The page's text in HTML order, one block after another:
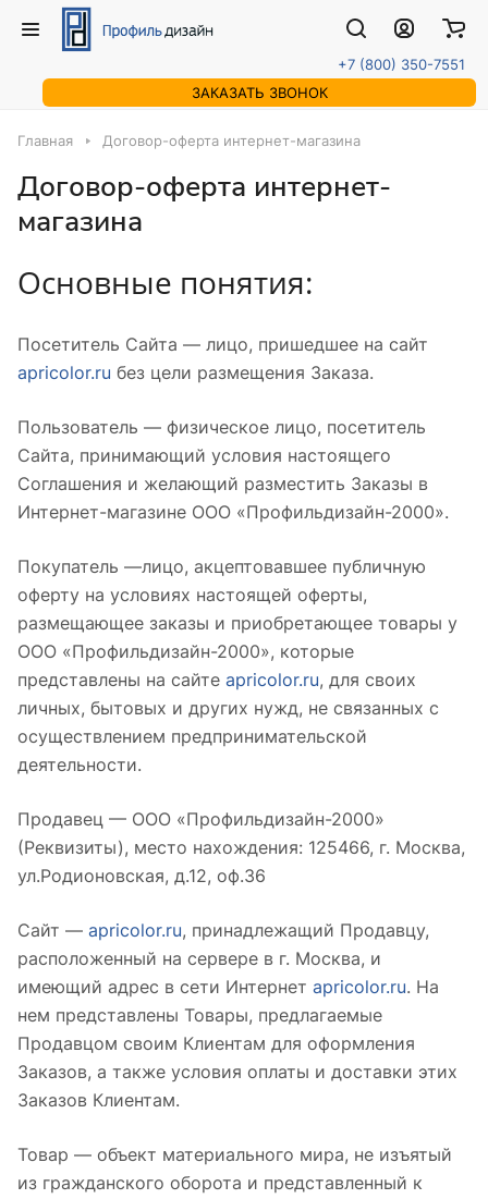
+7 (800) 350-7551
ЗАКАЗАТЬ ЗВОНОК
Главная Договор-оферта интернет-магазина
Договор-оферта интернет-
магазина
Основные понятия:
Посетитель Сайта — лицо, пришедшее на сайт
apricolor.ru без цели размещения Заказа.
Пользователь — физическое лицо, посетитель
Сайта, принимающий условия настоящего
Соглашения и желающий разместить Заказы в
Интернет-магазине ООО «Профильдизайн-2000».
Покупатель —лицо, акцептовавшее публичную
оферту на условиях настоящей оферты,
размещающее заказы и приобретающее товары у
ООО «Профильдизайн-2000», которые
представлены на сайте apricolor.ru, для своих
личных, бытовых и других нужд, не связанных с
осуществлением предпринимательской
деятельности.
Продавец — ООО «Профильдизайн-2000»
(Реквизиты), место нахождения: 125466, г. Москва,
ул.Родионовская, д.12, оф.36
Сайт — apricolor.ru, принадлежащий Продавцу,
расположенный на сервере в г. Москва, и
имеющий адрес в сети Интернет apricolor.ru. На
нем представлены Товары, предлагаемые
Продавцом своим Клиентам для оформления
Заказов, а также условия оплаты и доставки этих
Заказов Клиентам.
Товар — объект материального мира, не изъятый
из гражданского оборота и представленный к